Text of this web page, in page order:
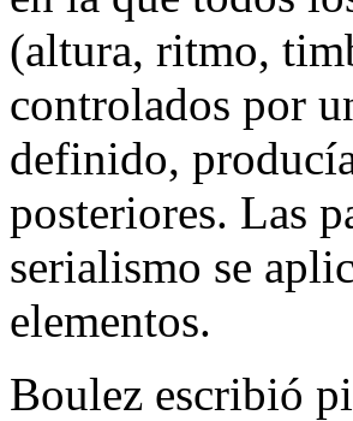
(altura, ritmo,
controlados por
definido,
posteriores. Las
serialismo se
elementos.
Boulez escribió